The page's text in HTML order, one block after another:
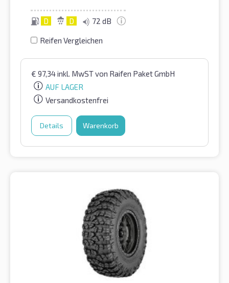
D D 72 dB
Reifen Vergleichen
€ 97,34inkl. MwSTvon Raifen Paket GmbH
AUF LAGER
Versandkostenfrei
Details Warenkorb